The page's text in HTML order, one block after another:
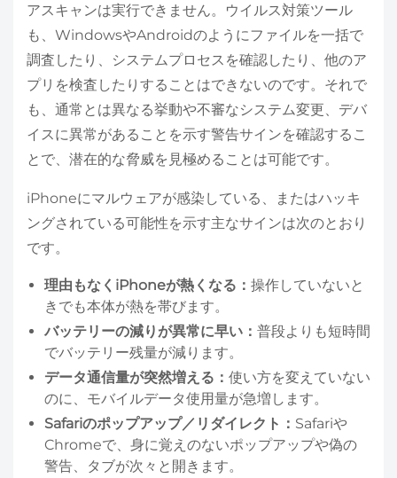
アスキャンは実行できません。ウイルス対策ツール
も、WindowsやAndroidのようにファイルを一括で
調査したり、システムプロセスを確認したり、他のア
プリを検査したりすることはできないのです。それで
も、通常とは異なる挙動や不審なシステム変更、デバ
イスに異常があることを示す警告サインを確認するこ
とで、潜在的な脅威を見極めることは可能です。
iPhoneにマルウェアが感染している、またはハッキ
ングされている可能性を示す主なサインは次のとおり
です。
理由もなくiPhoneが熱くなる： 操作していないと
きでも本体が熱を帯びます。
バッテリーの減りが異常に早い： 普段よりも短時間
でバッテリー残量が減ります。
データ通信量が突然増える： 使い方を変えていない
のに、モバイルデータ使用量が急増します。
Safariのポップアップ／リダイレクト： Safariや
Chromeで、身に覚えのないポップアップや偽の
警告、タブが次々と開きます。